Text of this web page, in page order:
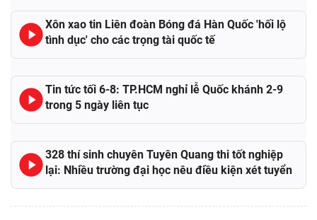
Xôn xao tin Liên đoàn Bóng đá Hàn Quốc 'hối lộ
tình dục' cho các trọng tài quốc tế
Tin tức tối 6-8: TP.HCM nghỉ lễ Quốc khánh 2-9
trong 5 ngày liên tục
328 thí sinh chuyên Tuyên Quang thi tốt nghiệp
lại: Nhiều trường đại học nêu điều kiện xét tuyển